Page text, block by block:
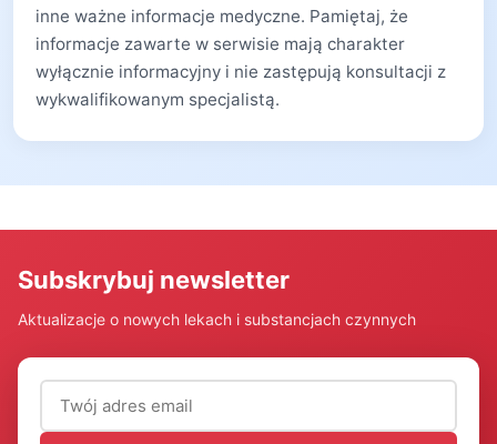
inne ważne informacje medyczne. Pamiętaj, że
informacje zawarte w serwisie mają charakter
wyłącznie informacyjny i nie zastępują konsultacji z
wykwalifikowanym specjalistą.
Subskrybuj newsletter
Aktualizacje o nowych lekach i substancjach czynnych
Adres email (wymagany)